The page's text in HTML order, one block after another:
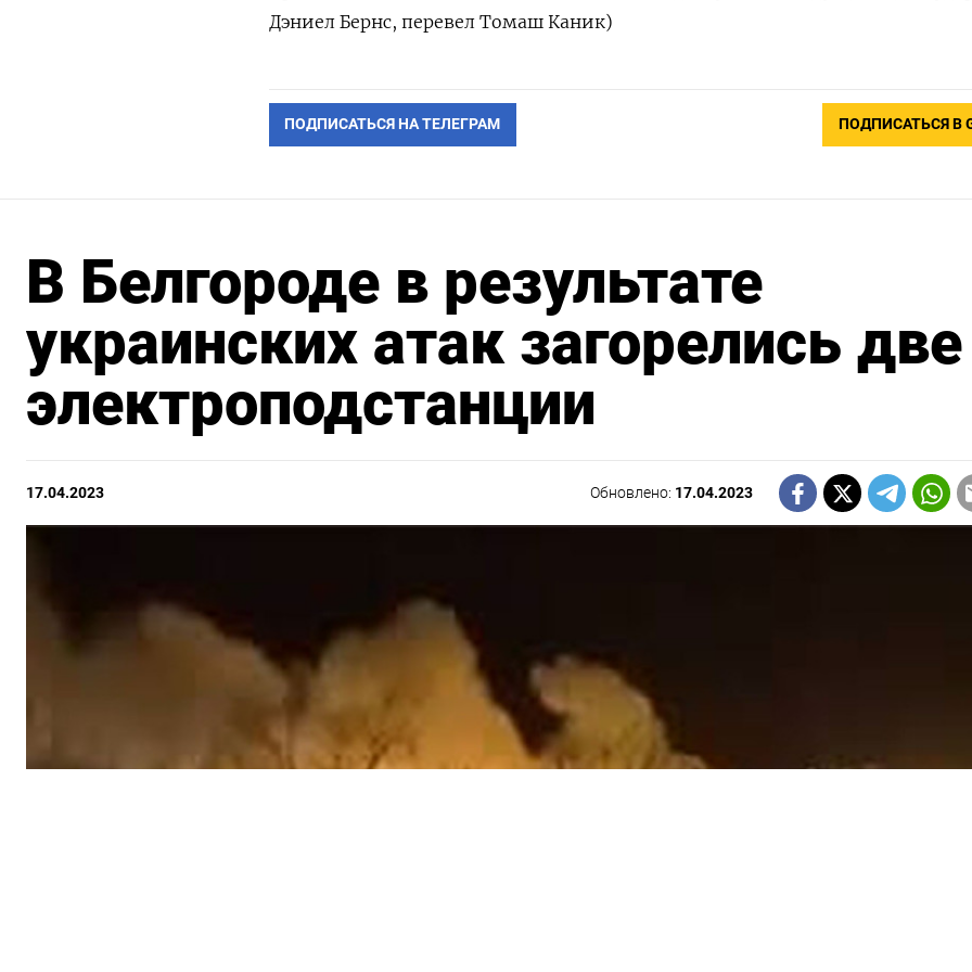
Дэниел Бернс, перевел Томаш Каник)
ПОДПИСАТЬСЯ НА ТЕЛЕГРАМ ПОДПИСАТЬСЯ В
В Белгороде в результате
украинских атак загорелись две
электроподстанции
17.04.2023 Обновлено: 17.04.2023